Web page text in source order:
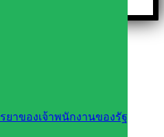
าของเจ้าพนักงานของรัฐ